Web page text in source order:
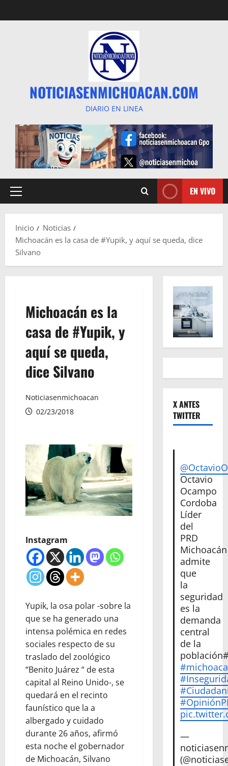
al
NOTICIASENMICHOACAN.COM
DIARIO EN LINEA
Menú
EN VIVO
Inicio
Noticias
Michoacán es la casa de #Yupik, y aquí se queda, dice
Silvano
Michoacán es la
casa de #Yupik, y
aquí se queda,
dice Silvano
Noticiasenmichoacan
02/23/2018
Instagram
Yupik, la osa polar -sobre la
que se ha generado una
intensa polémica en redes
sociales respecto de su
traslado del zoológico
“Benito Juárez “ de esta
capital al Reino Unido-, se
quedará en el recinto
faunístico que la a
albergado y cuidado
durante 26 años, afirmó
esta noche el gobernador
de Michoacán, Silvano
X ANTES
TWITTER
Octavio
Ocampo
Cordoba
Líder
del
PRD
Michoacán
admite
que
la
seguridad
es la
demanda
central
de la
—